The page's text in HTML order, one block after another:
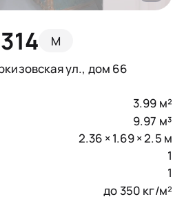
M
ул., дом 66
3.99 м²
9.97 м³
2.36 × 1.69 × 2.5 м
1
1
до 350 кг/м²